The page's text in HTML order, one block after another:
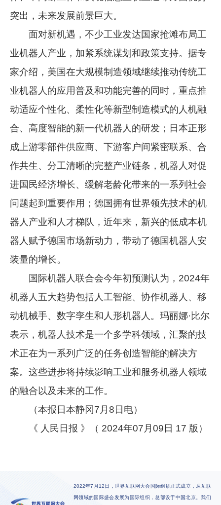
突出，未来发展前景巨大。
面对新机遇，不少工业发达国家抢滩布局工
业机器人产业，加紧系统谋划和政策支持。据专
家介绍，美国在大规模制造领域继续推动传统工
业机器人的应用普及和功能完善的同时，重点推
动适应个性化、柔性化等新型制造模式的人机融
合、高度智能的新一代机器人的研发；日本正形
成上游零部件供应商、下游客户间紧密联系、合
作共生、分工清晰的完整产业链条，机器人对促
进国民经济增长、缓解老龄化带来的一系列社会
问题起到重要作用；德国拥有世界领先技术的机
器人产业和人才梯队，近年来，新兴的低成本机
器人赋予德国市场新动力，带动了德国机器人安
装量的增长。
国际机器人联合会今年初预测认为，2024年
机器人五大趋势包括人工智能、协作机器人、移
动机械手、数字孪生和人形机器人。玛丽娜·比尔
表示，机器人技术是一个多学科领域，汇聚的技
术正在为一系列广泛的任务创造智能的解决方
案。这些进步将持续影响工业和服务机器人领域
的融合以及未来的工作。
（本报日本静冈7月8日电）
《 人民日报 》（ 2024年07月09日 17 版）
2022年7月12日，世界互联网大会国际组织正式成立，从互联
网领域的国际盛会发展为国际组织，总部设于中国北京。我们